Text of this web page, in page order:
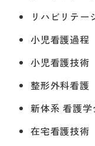
リハビリテー
小児看護過程
小児看護技術
整形外科看護
新体系 看護学
在宅看護技術